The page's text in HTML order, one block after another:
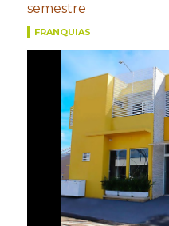
semestre
FRANQUIAS